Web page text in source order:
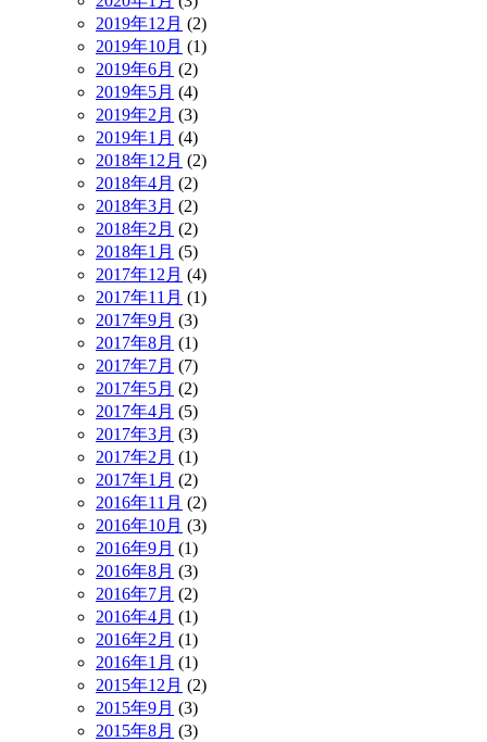
2019年12月 (2)
2019年10月 (1)
2019年6月 (2)
2019年5月 (4)
2019年2月 (3)
2019年1月 (4)
2018年12月 (2)
2018年4月 (2)
2018年3月 (2)
2018年2月 (2)
2018年1月 (5)
2017年12月 (4)
2017年11月 (1)
2017年9月 (3)
2017年8月 (1)
2017年7月 (7)
2017年5月 (2)
2017年4月 (5)
2017年3月 (3)
2017年2月 (1)
2017年1月 (2)
2016年11月 (2)
2016年10月 (3)
2016年9月 (1)
2016年8月 (3)
2016年7月 (2)
2016年4月 (1)
2016年2月 (1)
2016年1月 (1)
2015年12月 (2)
2015年9月 (3)
2015年8月 (3)